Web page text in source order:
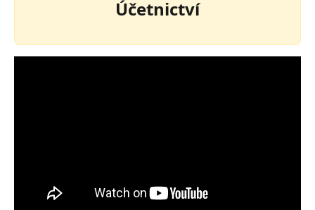
Účetnictví